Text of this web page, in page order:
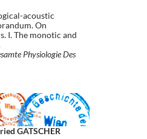
acoustic
On
I. The monotic and
Physiologie Des
GATSCHER